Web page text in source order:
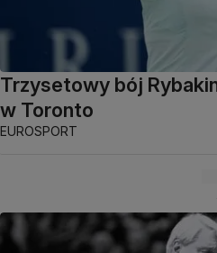
Trzysetowy bój
w Toronto
EUROSPORT